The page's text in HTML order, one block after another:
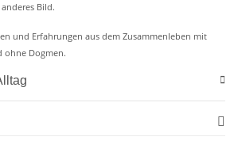
Bild.
und Erfahrungen aus dem Zusammenleben mit
ohne Dogmen.